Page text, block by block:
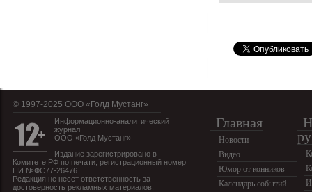
© 1997-2025 OOO «Голд Мустанг»
Информационно-аналитический
журнал
ООО «Голд Мустанг»
Издание зарегистрировано в
Комитете РФ по печати, регистрационный номер
ПИ №ФС77-26476.
Редакция не несет ответственность за
достоверность рекламных материалов.
Главная
Новости
Видео
Юмор от конников
Календарь событий